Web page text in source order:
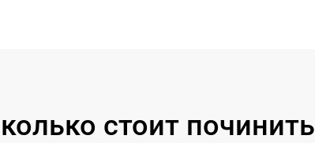
стоит починить